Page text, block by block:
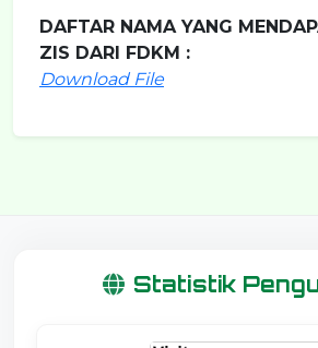
DAFTAR NAMA YANG
ZIS DARI FDKM :
Download File
Statistik